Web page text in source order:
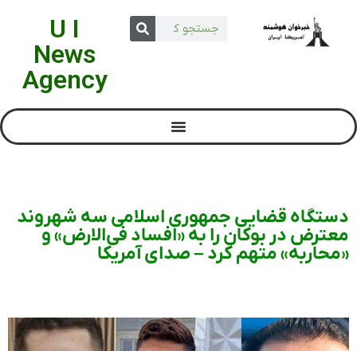
U I
News
Agency
دستگاه قضایی جمهوری اسلامی سه شهروند
معترض در بوکان را به «افساد فی‌الارض» و
«محاربه» متهم کرد – صدای آمریکا